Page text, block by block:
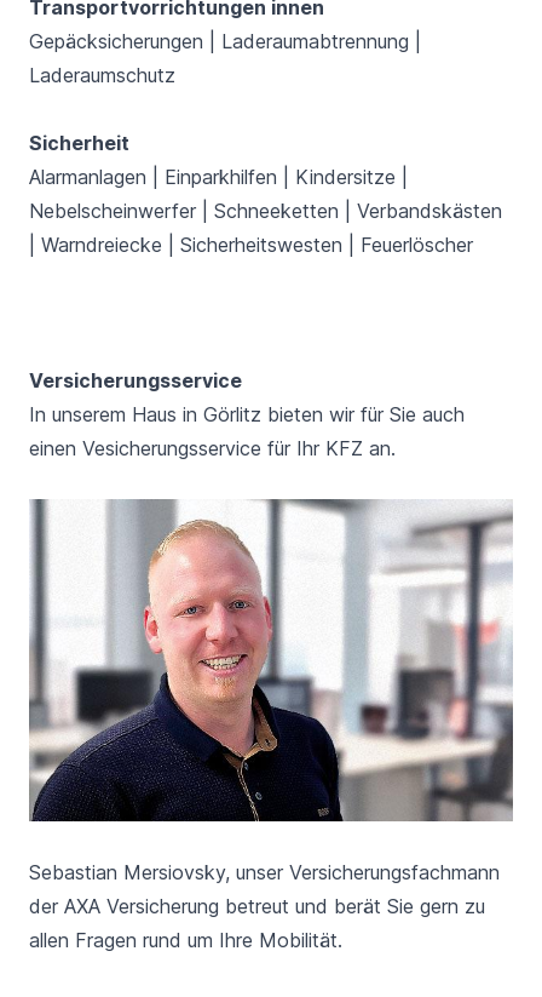
Transportvorrichtungen innen
Gepäcksicherungen | Laderaumabtrennung |
Laderaumschutz
Sicherheit
Alarmanlagen | Einparkhilfen | Kindersitze |
Nebelscheinwerfer | Schneeketten | Verbandskästen
| Warndreiecke | Sicherheitswesten | Feuerlöscher
Versicherungsservice
In unserem Haus in Görlitz bieten wir für Sie auch
einen Vesicherungsservice für Ihr KFZ an.
Sebastian Mersiovsky, unser Versicherungsfachmann
der AXA Versicherung betreut und berät Sie gern zu
allen Fragen rund um Ihre Mobilität.